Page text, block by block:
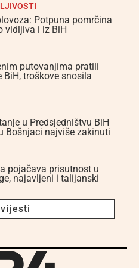
Potpuna pomrčina
vidljiva i iz BiH
putovanjima pratili
BiH, troškove snosila
u Predsjedništvu BiH
Bošnjaci najviše zakinuti
pojačava prisutnost u
najavljeni i talijanski